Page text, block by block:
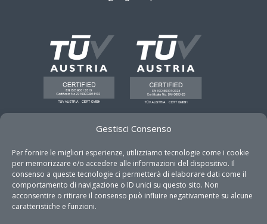
Gestisci Consenso
Per fornire le migliori esperienze, utilizziamo tecnologie come i cookie
per memorizzare e/o accedere alle informazioni del dispositivo. Il
consenso a queste tecnologie ci permetterà di elaborare dati come il
comportamento di navigazione o ID unici su questo sito. Non
acconsentire o ritirare il consenso può influire negativamente su alcune
caratteristiche e funzioni.
GET IN TOUCH